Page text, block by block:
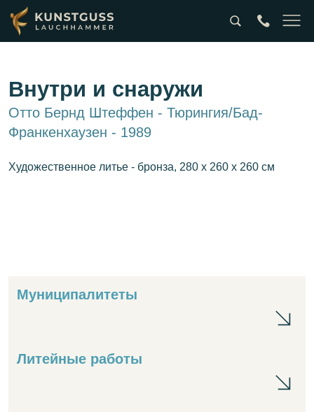
Suche
Внутри и снаружи
Отто Бернд Штеффен - Тюрингия/Бад-
Франкенхаузен - 1989
Художественное литье - бронза, 280 x 260 x 260 см
Муниципалитеты
Литейные работы